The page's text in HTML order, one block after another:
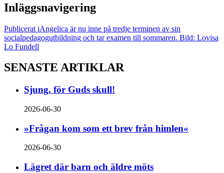
Inläggsnavigering
Publicerat iAngelica är nu inne på tredje terminen av sin
socialpedagogutbildning och tar examen till sommaren. Bild: Lovisa
Lo Fundell
SENASTE ARTIKLAR
Sjung, för Guds skull!
2026-06-30
»Frågan kom som ett brev från himlen«
2026-06-30
Lägret där barn och äldre möts